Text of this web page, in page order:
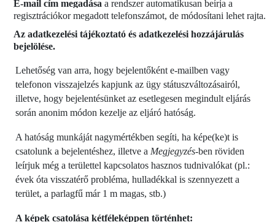
E-mail cím megadása a rendszer automatikusan beírja a
regisztrációkor megadott telefonszámot, de módosítani lehet rajta.
Az adatkezelési tájékoztató és adatkezelési hozzájárulás
bejelölése.
Lehetőség van arra, hogy bejelentőként e-mailben vagy
telefonon visszajelzés kapjunk az ügy státuszváltozásairól,
illetve, hogy bejelentésünket az esetlegesen megindult eljárás
során anonim módon kezelje az eljáró hatóság.
A hatóság munkáját nagymértékben segíti, ha képe(ke)t is
csatolunk a bejelentéshez, illetve a Megjegyzés-ben röviden
leírjuk még a területtel kapcsolatos hasznos tudnivalókat (pl.:
évek óta visszatérő probléma, hulladékkal is szennyezett a
terület, a parlagfű már 1 m magas, stb.)
A képek csatolása kétféleképpen történhet: